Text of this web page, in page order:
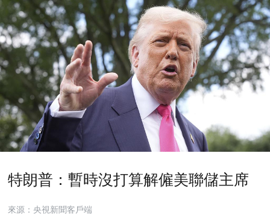
特朗普：暫時沒打算解僱美聯儲主席
來源：央視新聞客戶端